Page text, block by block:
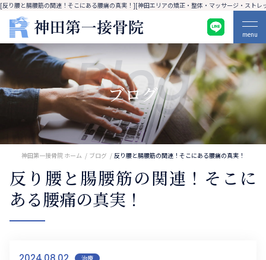
[反り腰と腸腰筋の関連！そこにある腰痛の真実！][神田エリアの矯正・整体・マッサージ・ストレ
menu
Blog
ブログ
神田第一接骨院 ホーム ブログ 反り腰と腸腰筋の関連！そこにある腰痛の真実！
反り腰と腸腰筋の関連！そこに
ある腰痛の真実！
治療